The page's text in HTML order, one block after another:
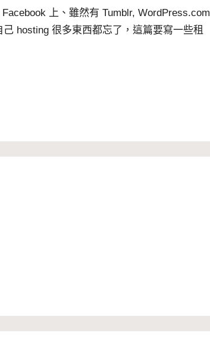
Facebook 上、雖然有 Tumblr, WordPress.com
hosting 很多東西都忘了，這篇要寫一些租